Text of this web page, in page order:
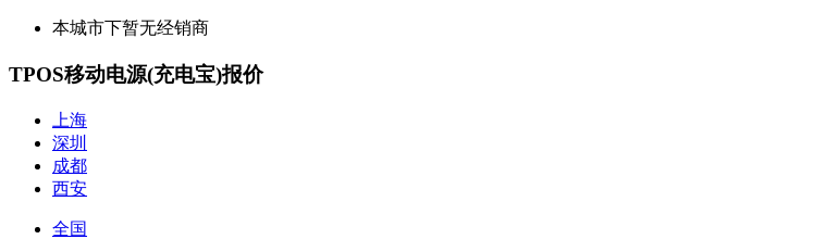
本城市下暂无经销商
TPOS移动电源(充电宝)报价
上海
深圳
成都
西安
全国